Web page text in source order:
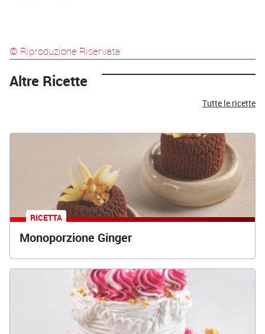
© Riproduzione Riservata
Altre Ricette
Tutte le ricette
RICETTA
Monoporzione Ginger